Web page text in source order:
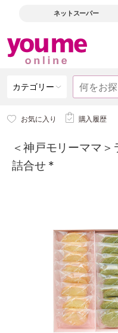
ネットスーパー
カテゴリー
お気に入り 購入履歴
＜神戸モリーママ
詰合せ *